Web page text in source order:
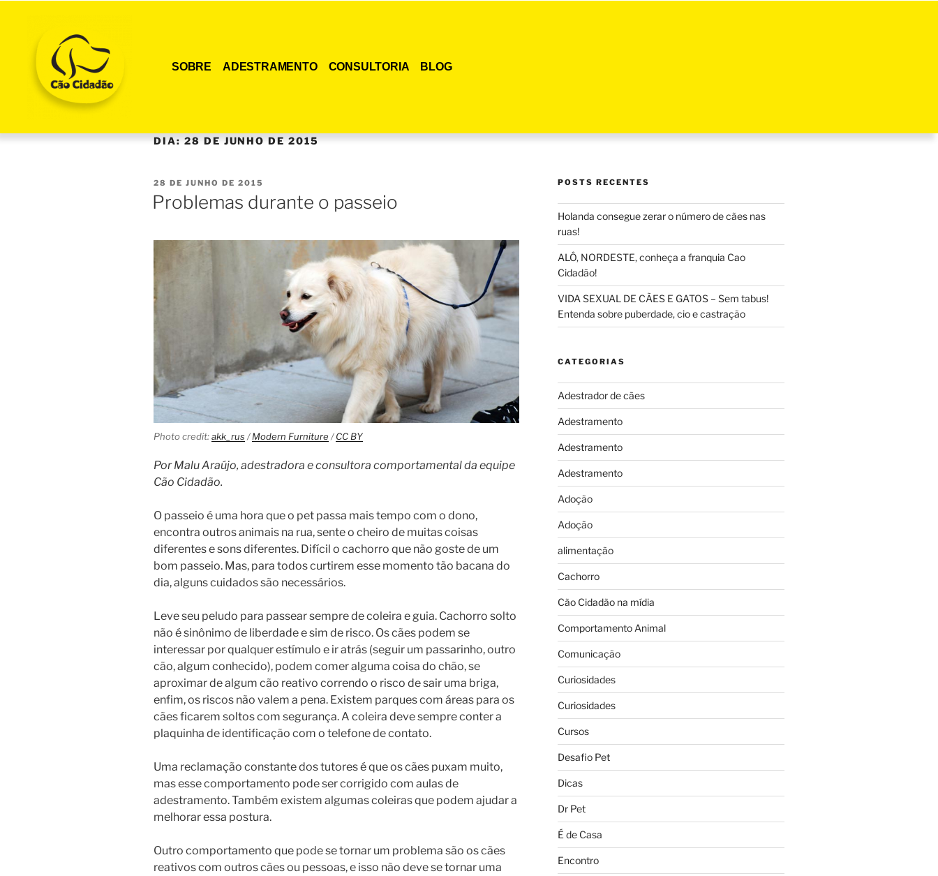
SOBRE ADESTRAMENTO CONSULTORIA BLOG
DIA:28 DE JUNHO DE 2015
28 DE JUNHO DE 2015
Problemas durante o passeio
Photo credit:akk_rus /Modern Furniture /CC BY
Por Malu Araújo, adestradora e consultora comportamental da equipe
Cão Cidadão.
O passeio é uma hora que o pet passa mais tempo com o dono,
encontra outros animais na rua, sente o cheiro de muitas coisas
diferentes e sons diferentes. Difícil o cachorro que não goste de um
bom passeio. Mas, para todos curtirem esse momento tão bacana do
dia, alguns cuidados são necessários.
Leve seu peludo para passear sempre de coleira e guia. Cachorro solto
não é sinônimo de liberdade e sim de risco. Os cães podem se
interessar por qualquer estímulo e ir atrás (seguir um passarinho, outro
cão, algum conhecido), podem comer alguma coisa do chão, se
aproximar de algum cão reativo correndo o risco de sair uma briga,
enfim, os riscos não valem a pena. Existem parques com áreas para os
cães ficarem soltos com segurança. A coleira deve sempre conter a
plaquinha de identificação com o telefone de contato.
Uma reclamação constante dos tutores é que os cães puxam muito,
mas esse comportamento pode ser corrigido com aulas de
adestramento. Também existem algumas coleiras que podem ajudar a
melhorar essa postura.
Outro comportamento que pode se tornar um problema são os cães
reativos com outros cães ou pessoas, e isso não deve se tornar uma
POSTS RECENTES
Holanda consegue zerar o número de cães nas
ruas!
ALÔ, NORDESTE, conheça a franquia Cao
Cidadão!
VIDA SEXUAL DE CÃES E GATOS – Sem tabus!
Entenda sobre puberdade, cio e castração
CATEGORIAS
Adestrador de cães
Adestramento
Adestramento
Adestramento
Adoção
Adoção
alimentação
Cachorro
Cão Cidadão na mídia
Comportamento Animal
Comunicação
Curiosidades
Curiosidades
Cursos
Desafio Pet
Dicas
Dr Pet
É de Casa
Encontro